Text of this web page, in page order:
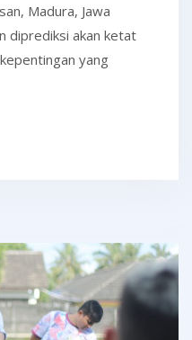
Madura, Jawa
diprediksi akan ketat
yang